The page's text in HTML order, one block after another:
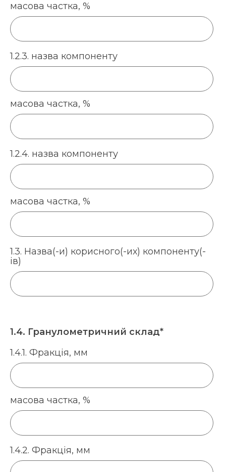
масова частка, %
1.2.3. назва компоненту
масова частка, %
1.2.4. назва компоненту
масова частка, %
1.3. Назва(-и) корисного(-их) компоненту(-
ів)
1.4. Гранулометричний склад*
1.4.1. Фракція, мм
масова частка, %
1.4.2. Фракція, мм